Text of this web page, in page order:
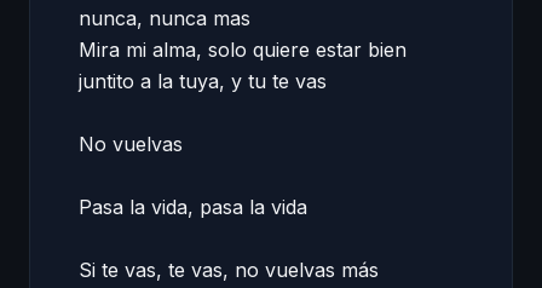
nunca, nunca mas
Mira mi alma, solo quiere estar bien
juntito a la tuya, y tu te vas
No vuelvas
Pasa la vida, pasa la vida
Si te vas, te vas, no vuelvas más